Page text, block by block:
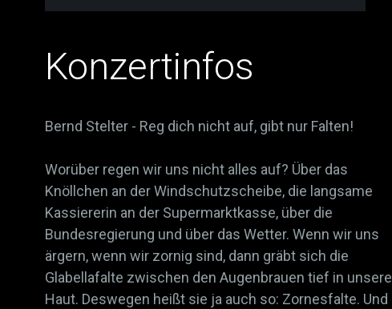
Konzertinfos
Bernd Stelter - Reg dich nicht auf, gibt nur Falten!
Worüber regen wir uns nicht alles auf? Über das
Knöllchen an der Windschutzscheibe, die langsame
Kassiererin an der Supermarktkasse, über die
Bundesregierung und über das Wetter. Wenn wir uns
ärgern, wenn wir zornig sind, dann gräbt sich die
Glabellafalte zwischen den Augenbrauen tief in unsere
Haut. Deswegen heißt sie ja auch so: Zornesfalte. Und